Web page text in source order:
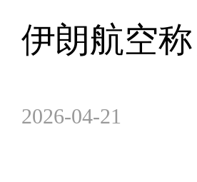
伊朗航空
2026-04-21